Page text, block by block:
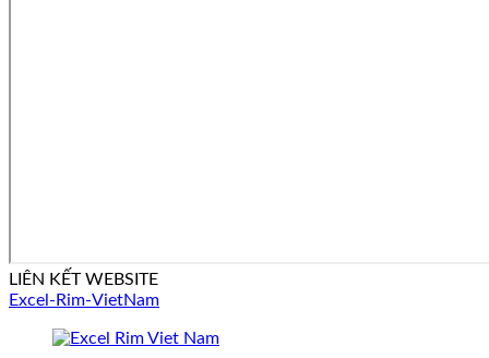
LIÊN KẾT WEBSITE
Excel-Rim-VietNam